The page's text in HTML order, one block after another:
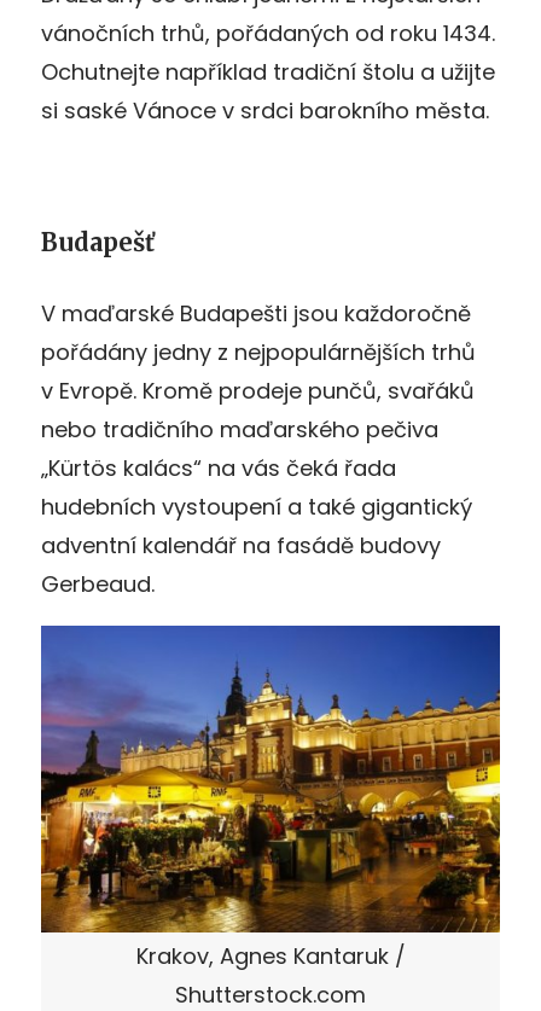
vánočních trhů, pořádaných od roku 1434.
Ochutnejte například tradiční štolu a užijte
si saské Vánoce v srdci barokního města.
Budapešť
V maďarské Budapešti jsou každoročně
pořádány jedny z nejpopulárnějších trhů
v Evropě. Kromě prodeje punčů, svařáků
nebo tradičního maďarského pečiva
„Kürtös kalács“ na vás čeká řada
hudebních vystoupení a také gigantický
adventní kalendář na fasádě budovy
Gerbeaud.
Krakov, Agnes Kantaruk /
Shutterstock.com